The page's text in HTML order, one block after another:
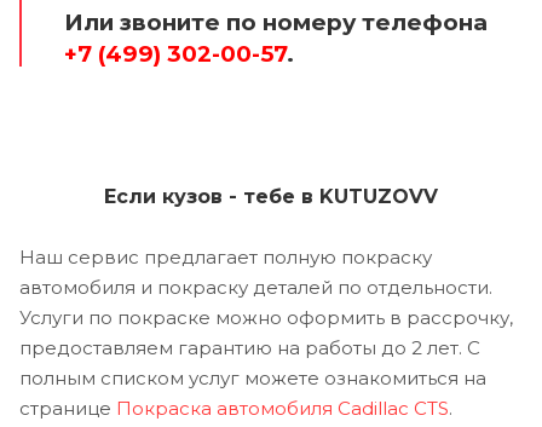
Или звоните по номеру телефона
+7 (499) 302-00-57.
Если кузов - тебе в KUTUZOVV
Наш сервис предлагает полную покраску
автомобиля и покраску деталей по отдельности.
Услуги по покраске можно оформить в рассрочку,
предоставляем гарантию на работы до 2 лет. С
полным списком услуг можете ознакомиться на
странице Покраска автомобиля Cadillac CTS.